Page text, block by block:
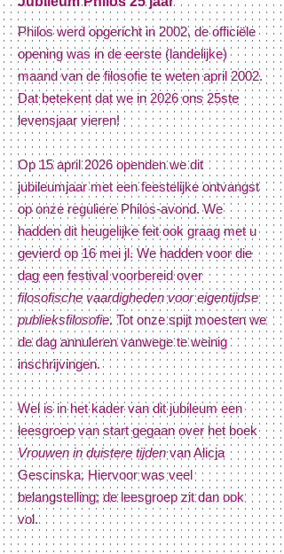
Philos werd opgericht in 2002, de officiële
opening was in de eerste (landelijke)
maand van de filosofie te weten april 2002.
Dat betekent dat we in 2026 ons 25ste
levensjaar vieren!
Op 15 april 2026 openden we dit
jubileumjaar met een feestelijke ontvangst
op onze reguliere Philos-avond. We
hadden dit heugelijke feit ook graag met u
gevierd op 16 mei jl. We hadden voor die
dag een festival voorbereid over
filosofische vaardigheden voor eigentijdse
publieksfilosofie. Tot onze spijt moesten we
de dag annuleren vanwege te weinig
inschrijvingen.
Wel is in het kader van dit jubileum een
leesgroep van start gegaan over het boek
Vrouwen in duistere tijdenvan Alicja
Gescinska. Hiervoor was veel
belangstelling; de leesgroep zit dan ook
vol.